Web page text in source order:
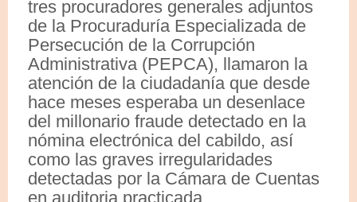
tres procuradores generales adjuntos
de la Procuraduría Especializada de
Persecución de la Corrupción
Administrativa (PEPCA), llamaron la
atención de la ciudadanía que desde
hace meses esperaba un desenlace
del millonario fraude detectado en la
nómina electrónica del cabildo, así
como las graves irregularidades
detectadas por la Cámara de Cuentas
en auditoria practicada.